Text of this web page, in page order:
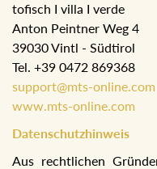
tofisch I villa I verde
Anton Peintner Weg 4
39030 Vintl - Südtirol
Tel. +39 0472 869368
support@mts-online.com
www.mts-online.com
Datenschutzhinweis
Aus rechtlichen